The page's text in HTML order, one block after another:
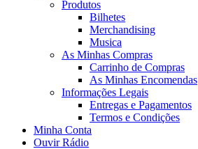
Produtos
Bilhetes
Merchandising
Musica
As Minhas Compras
Carrinho de Compras
As Minhas Encomendas
Informações Legais
Entregas e Pagamentos
Termos e Condições
Minha Conta
Ouvir Rádio